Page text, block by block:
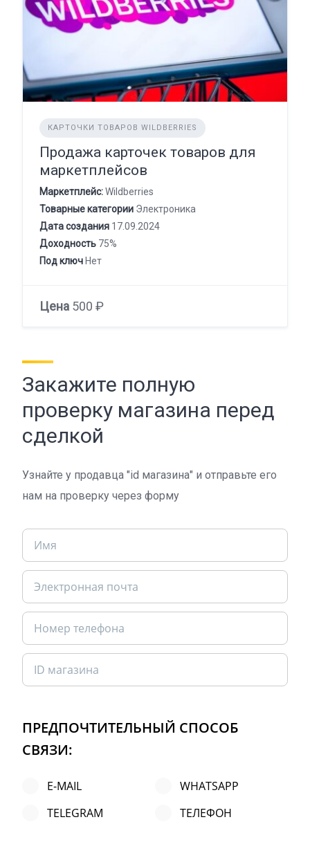
КАРТОЧКИ ТОВАРОВ WILDBERRIES
Продажа карточек товаров для
маркетплейсов
Маркетплейс:Wildberries
Товарные категории Электроника
Дата создания 17.09.2024
Доходность 75%
Под ключ Нет
Цена 500 ₽
Закажите полную
проверку магазина перед
сделкой
Узнайте у продавца "id магазина" и отправьте его
нам на проверку через форму
ПРЕДПОЧТИТЕЛЬНЫЙ СПОСОБ
СВЯЗИ:
E-MAIL
WHATSAPP
TELEGRAM
ТЕЛЕФОН